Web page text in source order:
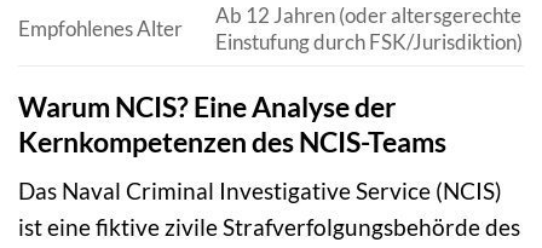
Empfohlenes Alter
Ab 12 Jahren (oder altersgerechte
Einstufung durch FSK/Jurisdiktion)
Warum NCIS? Eine Analyse der
Kernkompetenzen des NCIS-Teams
Das Naval Criminal Investigative Service (NCIS)
ist eine fiktive zivile Strafverfolgungsbehörde des